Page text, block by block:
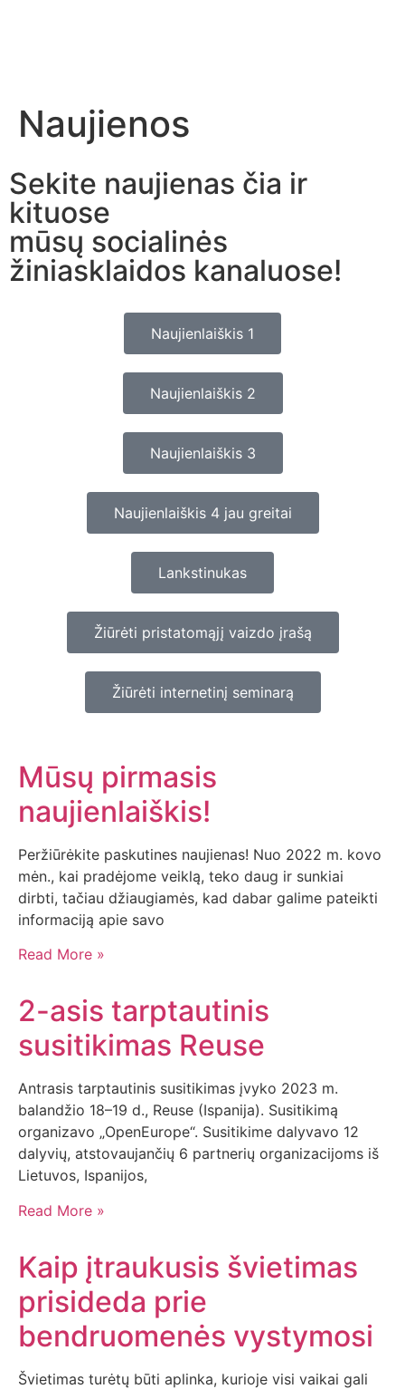
Naujienos
Sekite naujienas čia ir
kituose
mūsų socialinės
žiniasklaidos kanaluose!
Naujienlaiškis 1
Naujienlaiškis 2
Naujienlaiškis 3
Naujienlaiškis 4 jau greitai
Lankstinukas
Žiūrėti pristatomąjį vaizdo įrašą
Žiūrėti internetinį seminarą
Mūsų pirmasis
naujienlaiškis!
Peržiūrėkite paskutines naujienas! Nuo 2022 m. kovo
mėn., kai pradėjome veiklą, teko daug ir sunkiai
dirbti, tačiau džiaugiamės, kad dabar galime pateikti
informaciją apie savo
Read More »
2-asis tarptautinis
susitikimas Reuse
Antrasis tarptautinis susitikimas įvyko 2023 m.
balandžio 18–19 d., Reuse (Ispanija). Susitikimą
organizavo „OpenEurope“. Susitikime dalyvavo 12
dalyvių, atstovaujančių 6 partnerių organizacijoms iš
Lietuvos, Ispanijos,
Read More »
Kaip įtraukusis švietimas
prisideda prie
bendruomenės vystymosi
Švietimas turėtų būti aplinka, kurioje visi vaikai gali